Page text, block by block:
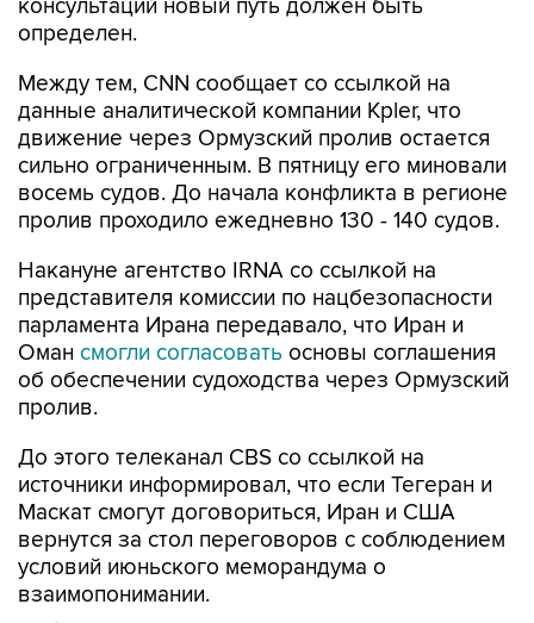
Между тем, CNN сообщает со ссылкой на
движение через Ормузский пролив остается
сильно ограниченным. В пятницу его миновали
восемь судов. До начала конфликта в регионе
пролив проходило ежедневно 130 - 140 судов.
Накануне агентство IRNA со ссылкой на
парламента Ирана передавало, что Иран и
Омансмогли согласовать основы соглашения
об обеспечении судоходства через Ормузский
пролив.
До этого телеканал CBS со ссылкой на
Маскат смогут договориться, Иран и США
вернутся за стол переговоров с соблюдением
условий июньского меморандума о
взаимопонимании.